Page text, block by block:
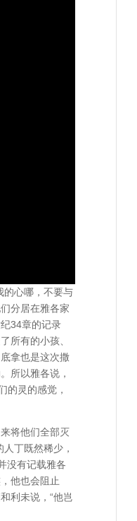
的心哪，不要与
分居在雅各家
34章的记录
所有的小孩、
拿也是这次撒
所以雅各说，
的灵的感觉，
将他们全部灭
丁既然稀少，
没有记载雅各
他也会阻止
利未说，“他岂